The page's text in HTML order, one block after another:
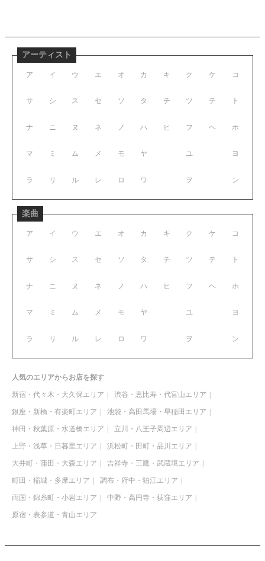
アーティスト
ア イ ウ エ オ
サ シ ス セ ソ
ナ ニ ヌ ネ ノ
マ ミ ム メ モ
ラ リ ル レ ロ
カ キ ク ケ コ
タ チ ツ テ ト
ハ ヒ フ ヘ ホ
ヤ ユ ヨ
ワ ヲ ン
楽曲
ア イ ウ エ オ
サ シ ス セ ソ
ナ ニ ヌ ネ ノ
マ ミ ム メ モ
ラ リ ル レ ロ
カ キ ク ケ コ
タ チ ツ テ ト
ハ ヒ フ ヘ ホ
ヤ ユ ヨ
ワ ヲ ン
人気のエリアからお店を探す
新宿・代々木・大久保エリア 渋谷・恵比寿・代官山エリア
銀座・新橋・有楽町エリア 池袋・高田馬場・早稲田エリア
神田・秋葉原・水道橋エリア 立川・八王子周辺エリア
上野・浅草・日暮里エリア 浜松町・田町・品川エリア
大井町・蒲田・大森エリア 吉祥寺・三鷹・武蔵境エリア
町田・稲城・多摩エリア 調布・府中・狛江エリア
両国・錦糸町・小岩エリア 中野・高円寺・荻窪エリア
原宿・表参道・青山エリア